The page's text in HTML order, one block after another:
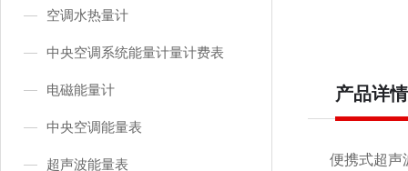
空调水热量计
中央空调系统能量计量计费表
电磁能量计
中央空调能量表
超声波能量表
产品详情
便携式超